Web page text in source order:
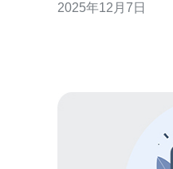
将详细介绍AWS台
2025年12月7日